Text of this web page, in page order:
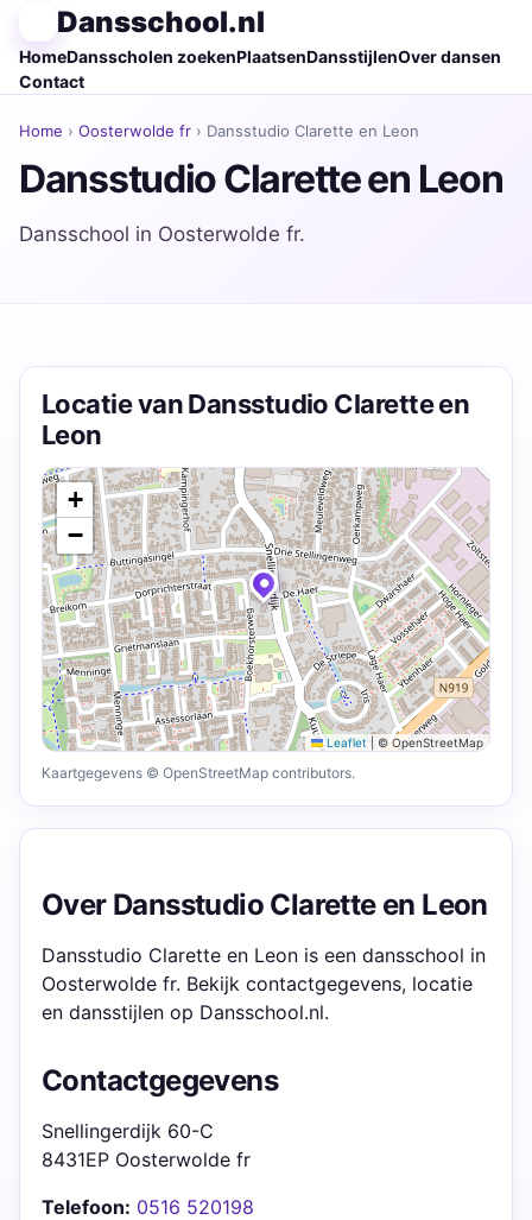
Dansschool.nl
HomeDansscholen zoekenPlaatsenDansstijlenOver dansen
Contact
Home › Oosterwolde fr › Dansstudio Clarette en Leon
Dansstudio Clarette en Leon
Dansschool in Oosterwolde fr.
Locatie van Dansstudio Clarette en
Leon
+
−
Leaflet © OpenStreetMap
Kaartgegevens © OpenStreetMap contributors.
Over Dansstudio Clarette en Leon
Dansstudio Clarette en Leon is een dansschool in
Oosterwolde fr. Bekijk contactgegevens, locatie
en dansstijlen op Dansschool.nl.
Contactgegevens
Snellingerdijk 60-C
8431EP Oosterwolde fr
Telefoon: 0516 520198